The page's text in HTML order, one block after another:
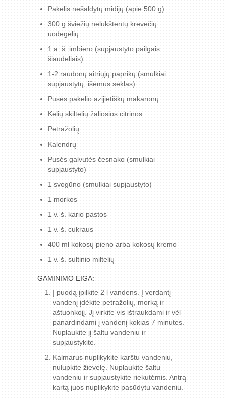
Pakelis nešaldytų midijų (apie 500 g)
300 g šviežių nelukštentų krevečių
uodegėlių
1 a. š. imbiero (supjaustyto pailgais
šiaudeliais)
1-2 raudonų aitriųjų paprikų (smulkiai
supjaustytų, išėmus sėklas)
Pusės pakelio azijietiškų makaronų
Kelių skiltelių žaliosios citrinos
Petražolių
Kalendrų
Pusės galvutės česnako (smulkiai
supjaustyto)
1 svogūno (smulkiai supjaustyto)
1 morkos
1 v. š. kario pastos
1 v. š. cukraus
400 ml kokosų pieno arba kokosų kremo
1 v. š. sultinio miltelių
GAMINIMO EIGA:
Į puodą įpilkite 2 l vandens. Į verdantį
vandenį įdėkite petražolių, morką ir
aštuonkojį. Jį virkite vis ištraukdami ir vėl
panardindami į vandenį kokias 7 minutes.
Nuplaukite jį šaltu vandeniu ir
supjaustykite.
Kalmarus nuplikykite karštu vandeniu,
nulupkite žievelę. Nuplaukite šaltu
vandeniu ir supjaustykite riekutėmis. Antrą
kartą juos nuplikykite pasūdytu vandeniu.